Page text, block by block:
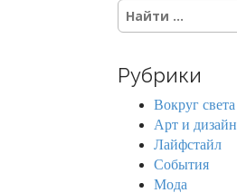
S
c
Рубрики
Вокруг света
Арт и дизайн
Лайфстайл
События
Мода